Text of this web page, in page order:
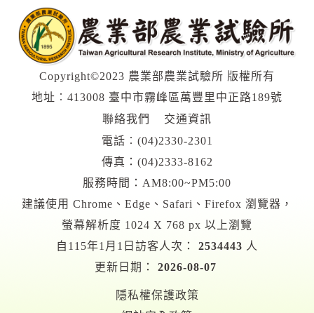
Copyright©2023 農業部農業試驗所 版權所有
地址︰413008 臺中市霧峰區萬豐里中正路189號
聯絡我們
交通資訊
電話︰ (04)2330-2301
傳真：(04)2333-8162
服務時間：AM8:00~PM5:00
建議使用 Chrome、Edge、Safari、Firefox 瀏覽器，
螢幕解析度 1024 X 768 px 以上瀏覽
自115年1月1日訪客人次：
2534443 人
更新日期：
2026-08-07
隱私權保護政策